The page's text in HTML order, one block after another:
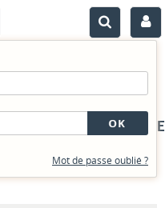
PORTAIL DOCUMENTAIRE
Mot de passe oublié ?